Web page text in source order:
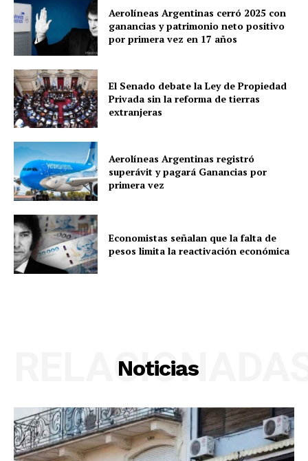
Aerolíneas Argentinas cerró 2025 con
ganancias y patrimonio neto positivo
por primera vez en 17 años
El Senado debate la Ley de Propiedad
Privada sin la reforma de tierras
extranjeras
Aerolíneas Argentinas registró
superávit y pagará Ganancias por
primera vez
Economistas señalan que la falta de
pesos limita la reactivación económica
Noticias